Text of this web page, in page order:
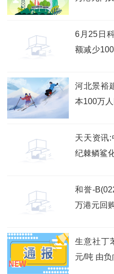
6月25日
额减少
河北景裕
本100万
天天资讯
纪棘鳞鲨
和誉-
万港元回
生意社丁
元/吨 由